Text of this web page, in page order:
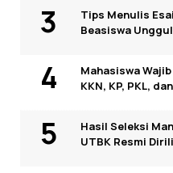
Tips Menulis
Beasiswa
Mahasiswa
KKN, KP, PKL,
Hasil Seleksi
UTBK Resmi